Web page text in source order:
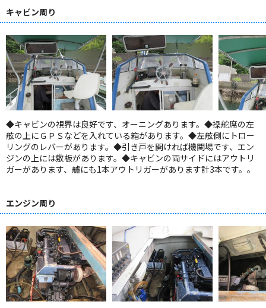
キャビン周り
◆キャビンの視界は良好です、オーニングあります。◆操舵席の左
舷の上にＧＰＳなどを入れている箱があります。◆左舷側にトロー
リングのレバーがあります。◆引き戸を開ければ機関場です、エン
ジンの上には敷板があります。◆キャビンの両サイドにはアウトリ
ガーがあります、艫にも1本アウトリガーがあります計3本です。。
エンジン周り